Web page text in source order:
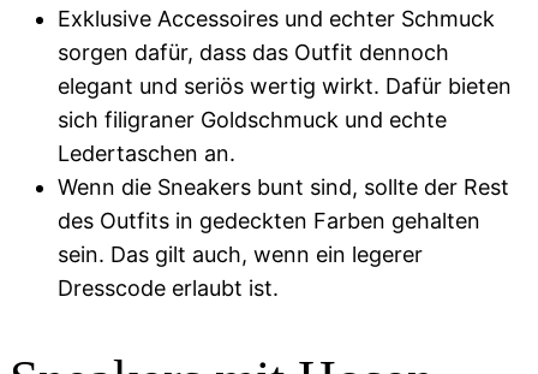
Exklusive Accessoires und echter Schmuck
sorgen dafür, dass das Outfit dennoch
elegant und seriös wertig wirkt. Dafür bieten
sich filigraner Goldschmuck und echte
Ledertaschen an.
Wenn die Sneakers bunt sind, sollte der Rest
des Outfits in gedeckten Farben gehalten
sein. Das gilt auch, wenn ein legerer
Dresscode erlaubt ist.